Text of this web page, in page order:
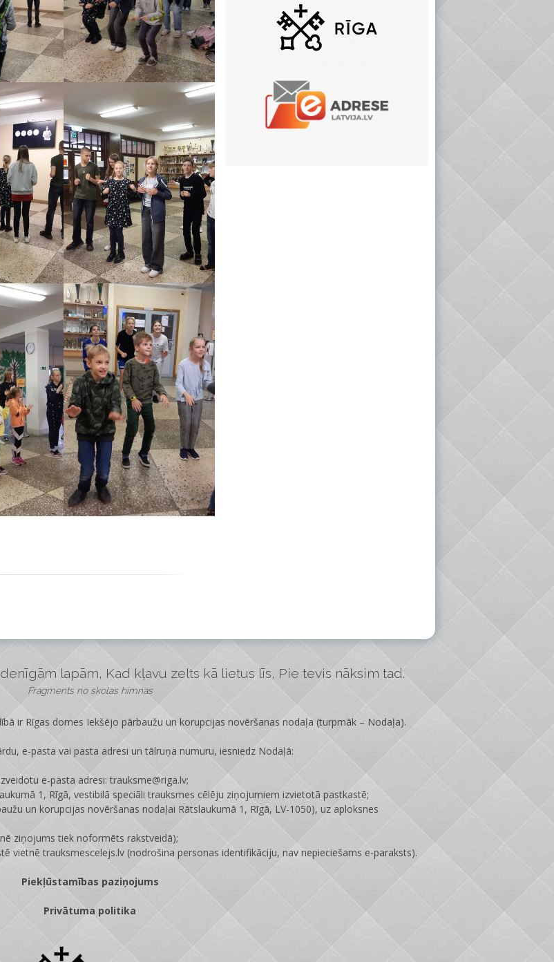
lapām, Kad kļavu zelts kā lietus līs, Pie tevis nāksim tad.
Fragments no skolas himnas
ir Rīgas domes Iekšējo pārbaužu un korupcijas novēršanas nodaļa (turpmāk – Nodaļa).
e-pasta vai pasta adresi un tālruņa numuru, iesniedz Nodaļā:
e-pasta adresi: trauksme@riga.lv;
1, Rīgā, vestibilā speciāli trauksmes cēlēju ziņojumiem izvietotā pastkastē;
un korupcijas novēršanas nodaļai Rātslaukumā 1, Rīgā, LV-1050), uz aploksnes
ziņojums tiek noformēts rakstveidā);
vietnē trauksmescelejs.lv (nodrošina personas identifikāciju, nav nepieciešams e-paraksts).
Piekļūstamības paziņojums
Privātuma politika